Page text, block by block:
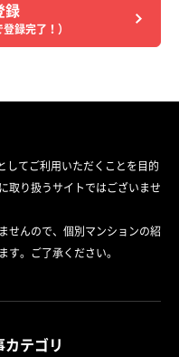
録
録完了！）
てご利用いただくことを目的
取り扱うサイトではございませ
せんので、個別マンションの紹
。ご了承ください。
カテゴリ